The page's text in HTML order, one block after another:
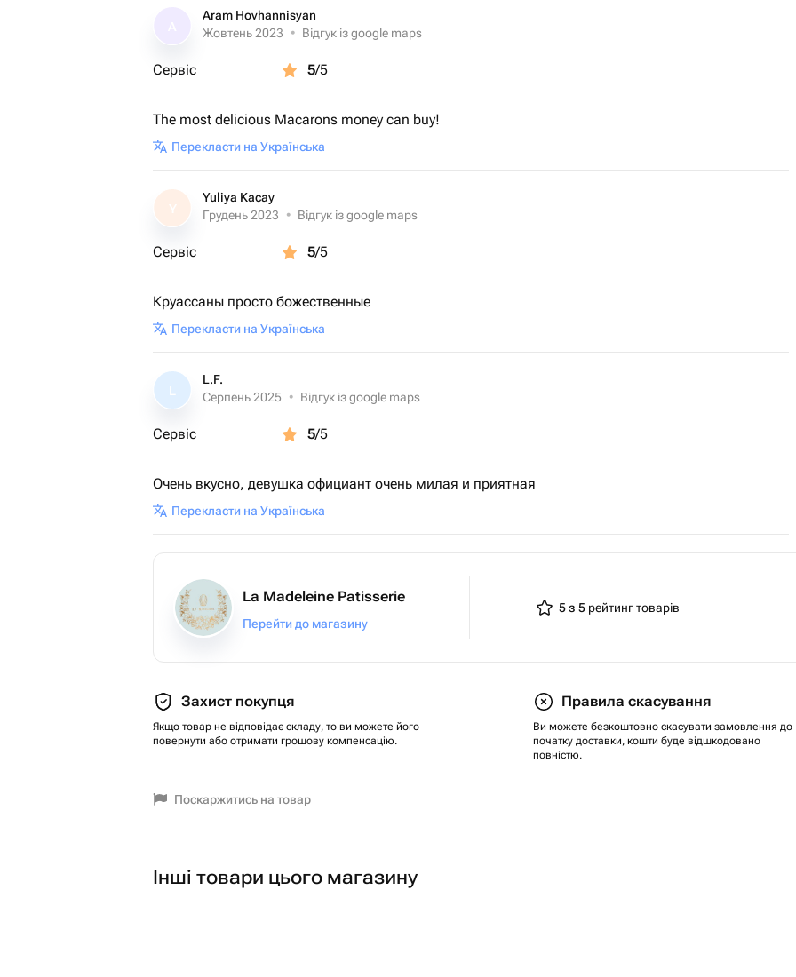
Aram Hovhannisyan
Жовтень 2023
• Відгук із google maps
Сервіс 5/5
The most delicious Macarons money can buy!
Перекласти на Українська
Y
Yuliya Kacay
Грудень 2023
• Відгук із google maps
Сервіс 5/5
Круассаны просто божественные
Перекласти на Українська
L
L.F.
Серпень 2025
• Відгук із google maps
Сервіс 5/5
Очень вкусно, девушка официант очень милая и приятная
Перекласти на Українська
La Madeleine Patisserie
Перейти до магазину
5 з 5 рейтинг товарів
Захист покупця
Якщо товар не відповідає складу, то ви можете його
повернути або отримати грошову компенсацію.
Правила скасування
Ви можете безкоштовно скасувати замовлення до
початку доставки, кошти буде відшкодовано
повністю.
Поскаржитись на товар
Інші товари цього магазину